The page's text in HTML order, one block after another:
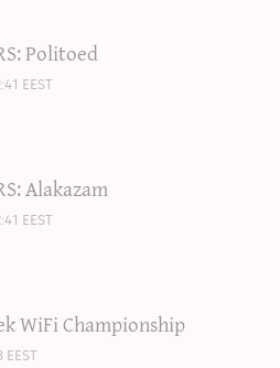
Politoed
EEST
Alakazam
EEST
WiFi Championship
EEST